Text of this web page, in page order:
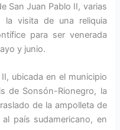
San Juan Pablo II, varias
la visita de una reliquia
para ser venerada
y junio.
ubicada en el municipio
de Sonsón-Rionegro, la
de la ampolleta de
país sudamericano, en